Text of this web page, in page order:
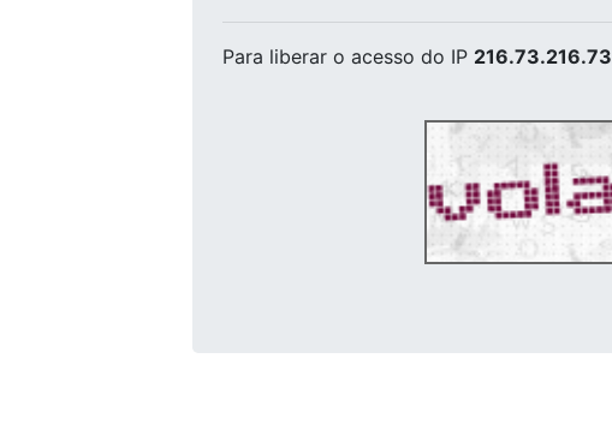
Para liberar o acesso do IP 216.73.216.73